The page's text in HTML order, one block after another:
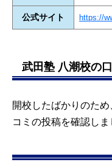
公式サイト https://
武田塾 八潮校の
開校したばかりのた
コミの投稿を確認しま